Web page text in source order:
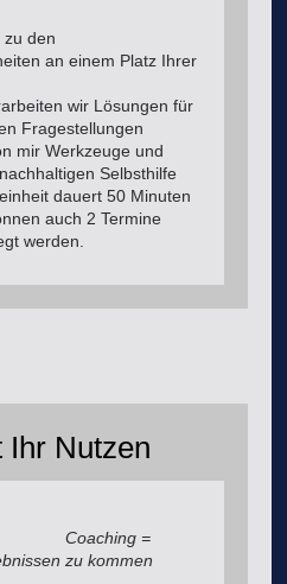
zu den
an einem Platz Ihrer
wir Lösungen für
Fragestellungen
mir Werkzeuge und
Selbsthilfe
dauert 50 Minuten
auch 2 Termine
werden.
Ihr Nutzen
=
zu kommen